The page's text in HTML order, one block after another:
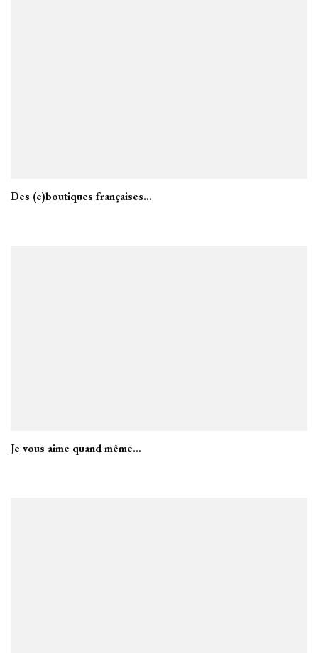
Des (e)boutiques françaises…
Je vous aime quand même…